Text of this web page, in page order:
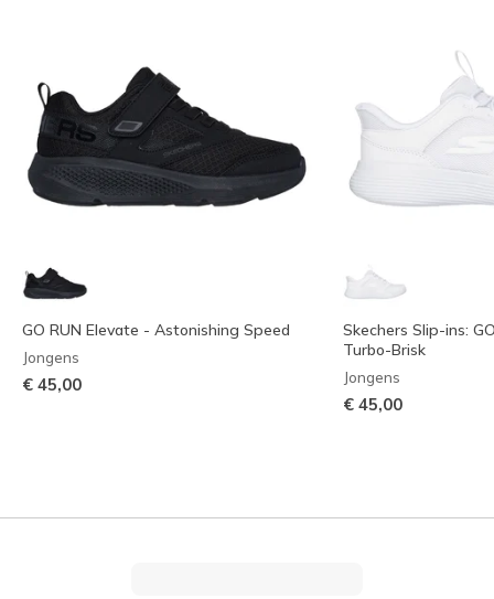
GO RUN Elevate - Astonishing Speed
Jongens
€ 45,00
Skechers Slip-ins:
Turbo-Brisk
Jongens
€ 45,00